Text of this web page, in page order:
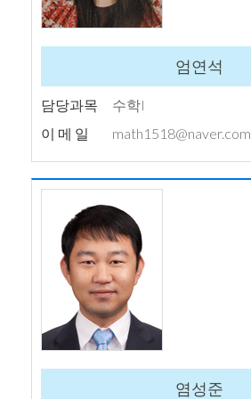
엄연석
담당과목
수학I
이 메 일
math1518@naver.com
염성준